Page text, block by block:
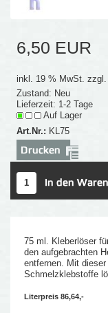
6,50 EUR
inkl. 19 % MwSt. zzgl.
Zustand: Neu
Lieferzeit: 1-2 Tage
Auf Lager
Art.Nr.: KL75
75 ml. Kleberlöser
den aufgebrachten
entfernen. Mit
Schmelzklebstoffe
Literpreis 86,64,-